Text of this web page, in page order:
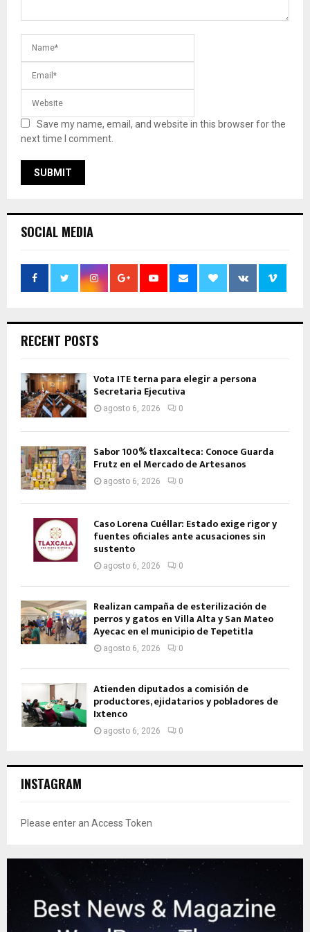
Save my name, email, and website in this browser for the
next time I comment.
SOCIAL MEDIA
RECENT POSTS
Vota ITE terna para elegir a persona
Secretaria Ejecutiva
agosto 6, 2026 0
Sabor 100% tlaxcalteca: Conoce Guarda
Frutz en el Mercado de Artesanos
agosto 6, 2026 0
Caso Lorena Cuéllar: Estado exige rigor y
fuentes oficiales ante acusaciones sin
sustento
agosto 6, 2026 0
Realizan campaña de esterilización de
perros y gatos en Villa Alta y San Mateo
Ayecac en el municipio de Tepetitla
agosto 6, 2026 0
Atienden diputados a comisión de
productores, ejidatarios y pobladores de
Ixtenco
agosto 6, 2026 0
INSTAGRAM
Please enter an Access Token